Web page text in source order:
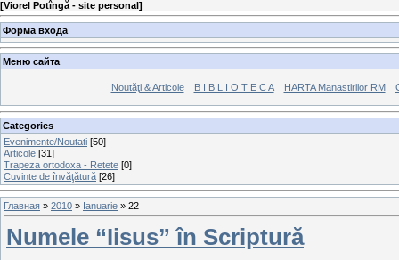
[Viorel Potîngă - site personal]
Форма входа
Меню сайта
Noutăţi & Articole B I B L I O T E C A HARTA Manastirilor RM
Categories
Evenimente/Noutati [50]
Articole [31]
Trapeza ortodoxa - Retete [0]
Cuvinte de învăţătură [26]
Главная » 2010 » Ianuarie » 22
Numele “Iisus” în Scriptură